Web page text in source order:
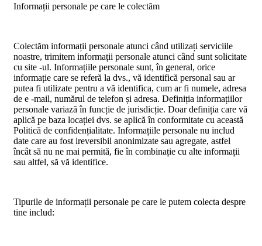
Informații personale pe care le colectăm
Colectăm informații personale atunci când utilizați serviciile
noastre, trimitem informații personale atunci când sunt solicitate
cu site -ul. Informațiile personale sunt, în general, orice
informație care se referă la dvs., vă identifică personal sau ar
putea fi utilizate pentru a vă identifica, cum ar fi numele, adresa
de e -mail, numărul de telefon și adresa. Definiția informațiilor
personale variază în funcție de jurisdicție. Doar definiția care vă
aplică pe baza locației dvs. se aplică în conformitate cu această
Politică de confidențialitate. Informațiile personale nu includ
date care au fost ireversibil anonimizate sau agregate, astfel
încât să nu ne mai permită, fie în combinație cu alte informații
sau altfel, să vă identifice.
Tipurile de informații personale pe care le putem colecta despre
tine includ: